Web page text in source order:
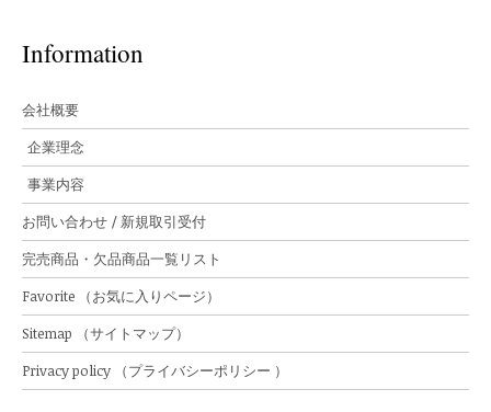
Information
会社概要
企業理念
事業内容
お問い合わせ / 新規取引受付
完売商品・欠品商品一覧リスト
Favorite （お気に入りページ）
Sitemap （サイトマップ）
Privacy policy （プライバシーポリシー ）